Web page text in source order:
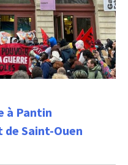
à Pantin
Saint-Ouen